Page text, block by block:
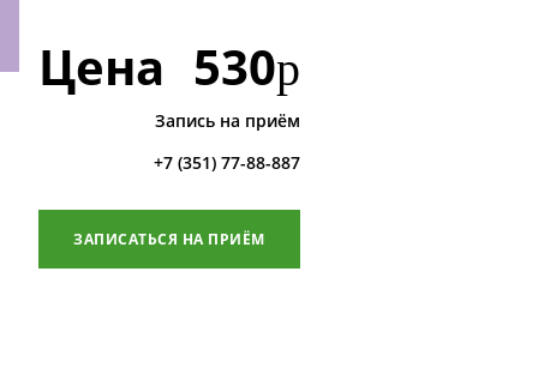
Цена 530р
Запись на приём
+7 (351) 77-88-887
ЗАПИСАТЬСЯ НА ПРИЁМ